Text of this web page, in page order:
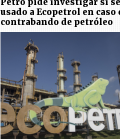
usado a Ecopetrol en caso
contrabando de petróleo